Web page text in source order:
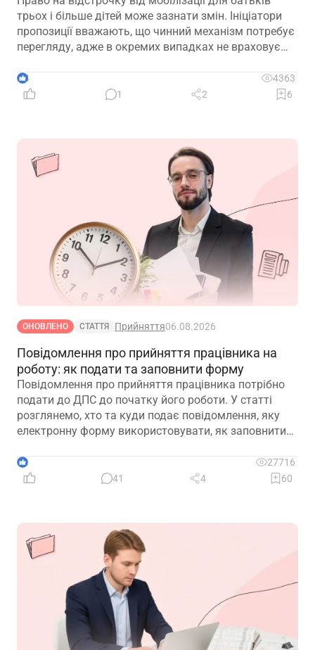
трьох і більше дітей може зазнати змін. Ініціатори
пропозиції вважають, що чинний механізм потребує
перегляду, адже в окремих випадках не враховує
дітей. Водночас вже з’явилися перші офіційні
коментарі
4
4363
1
2 6
ОНОВЛЕНО СТАТТЯ Прийняття06.08.2026
Повідомлення про прийняття працівника на
роботу: як подати та заповнити форму
Повідомлення про прийняття працівника потрібно
подати до ДПС до початку його роботи. У статті
розглянемо, хто та куди подає повідомлення, яку
електронну форму використовувати, як заповнити
несвоєчасного подання
1
27716
41
4 60